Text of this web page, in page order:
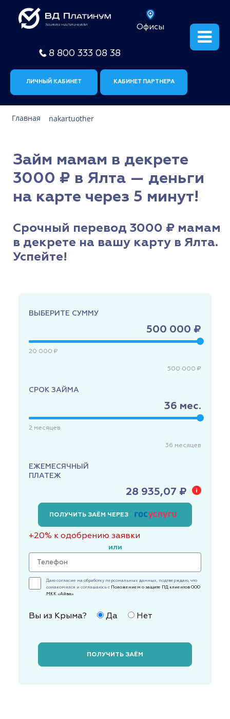
Офисы
8 800 333 08 38
ЛИЧНЫЙ КАБИНЕТ КАБИНЕТ ПАРТНЕРА
Главная nakartuother
Займ мамам в декрете
3000 ₽ в Ялта — деньги
на карте через 5 минут!
Срочный перевод 3000 ₽ мамам
в декрете на вашу карту в Ялта.
Успейте!
ВЫБЕРИТЕ СУММУ
500 000 ₽
20 000 ₽
500 000 ₽
СРОК ЗАЙМА
36 мес.
2 месяцев
36 месяцев
ЕЖЕМЕСЯЧНЫЙ
ПЛАТЕЖ
28 935,07 ₽
ПОЛУЧИТЬ ЗАЁМ ЧЕРЕЗ
+20% к одобрению заявки
или
Даю согласие на обработку персональных данных, подтверждаю, что
ознакомился и соглашаюсь с Положением о защите ПД клиентов ООО
МКК «Айва»
Вы из Крыма? Да Нет
ПОЛУЧИТЬ ЗАЁМ